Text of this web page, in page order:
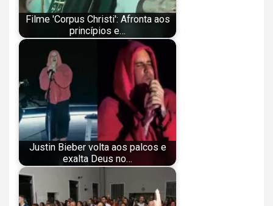
Filme 'Corpus Christi': Afronta aos
princípios e…
Justin Bieber volta aos palcos e
exalta Deus no…